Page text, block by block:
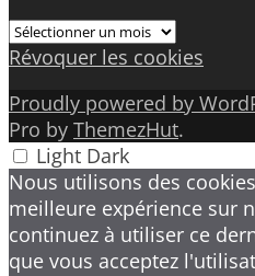
Archives
Révoquer les cookies
Proudly powered by
Pro by ThemezHut.
Light Dark
Nous utilisons des
meilleure expérience sur
continuez à utiliser ce
que vous acceptez